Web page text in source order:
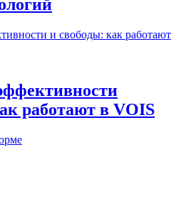
работают в VOIS